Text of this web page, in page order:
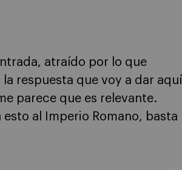
atraído por lo que
respuesta que voy a dar aquí
parece que es relevante.
al Imperio Romano, basta